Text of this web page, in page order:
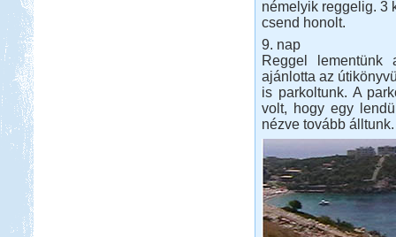
némelyik reggelig. 3
csend honolt.
9. nap
Reggel lementünk
ajánlotta az
is parkoltunk. A
volt, hogy egy
nézve tovább álltunk.